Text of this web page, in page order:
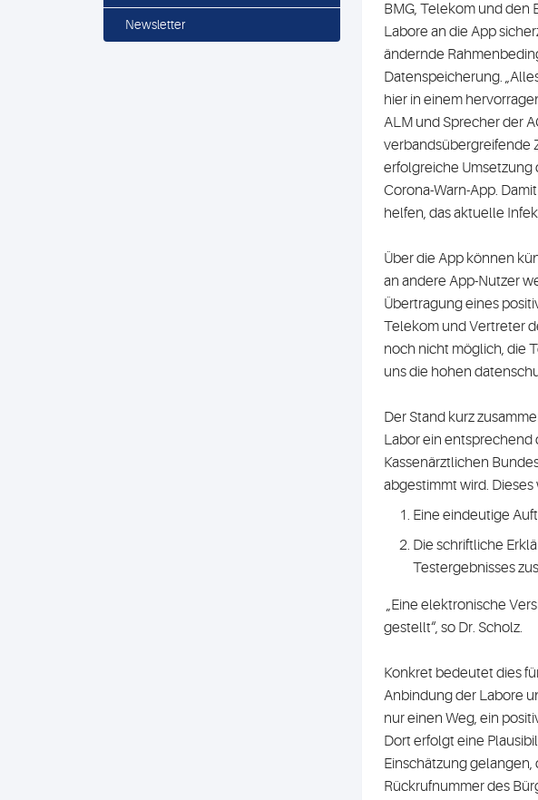
Newsletter
BMG, Telekom und den
Labore an die App
ändernde
Datenspeicherung.
hier in einem
ALM und Sprecher der
verbandsübergreifende
erfolgreiche Umsetzung
Corona-Warn-App.
helfen, das aktuelle
Über die App können
an andere App-Nutzer
Übertragung eines
Telekom und Vertreter
noch nicht möglich, die
uns die hohen
Der Stand kurz
Labor ein entsprechend
Kassenärztlichen
abgestimmt wird.
Eine eindeutige
Die schriftliche
Testergebnisses
„Eine elektronische
gestellt“, so Dr. Scholz.
Konkret bedeutet dies
Anbindung der Labore
nur einen Weg, ein
Dort erfolgt eine
Einschätzung gelangen,
Rückrufnummer des